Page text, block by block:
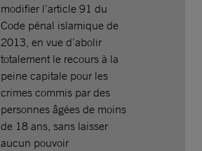
modifier l’article 91 du
Code pénal islamique de
2013, en vue d’abolir
totalement le recours à la
peine capitale pour les
crimes commis par des
personnes âgées de moins
de 18 ans, sans laisser
aucun pouvoir